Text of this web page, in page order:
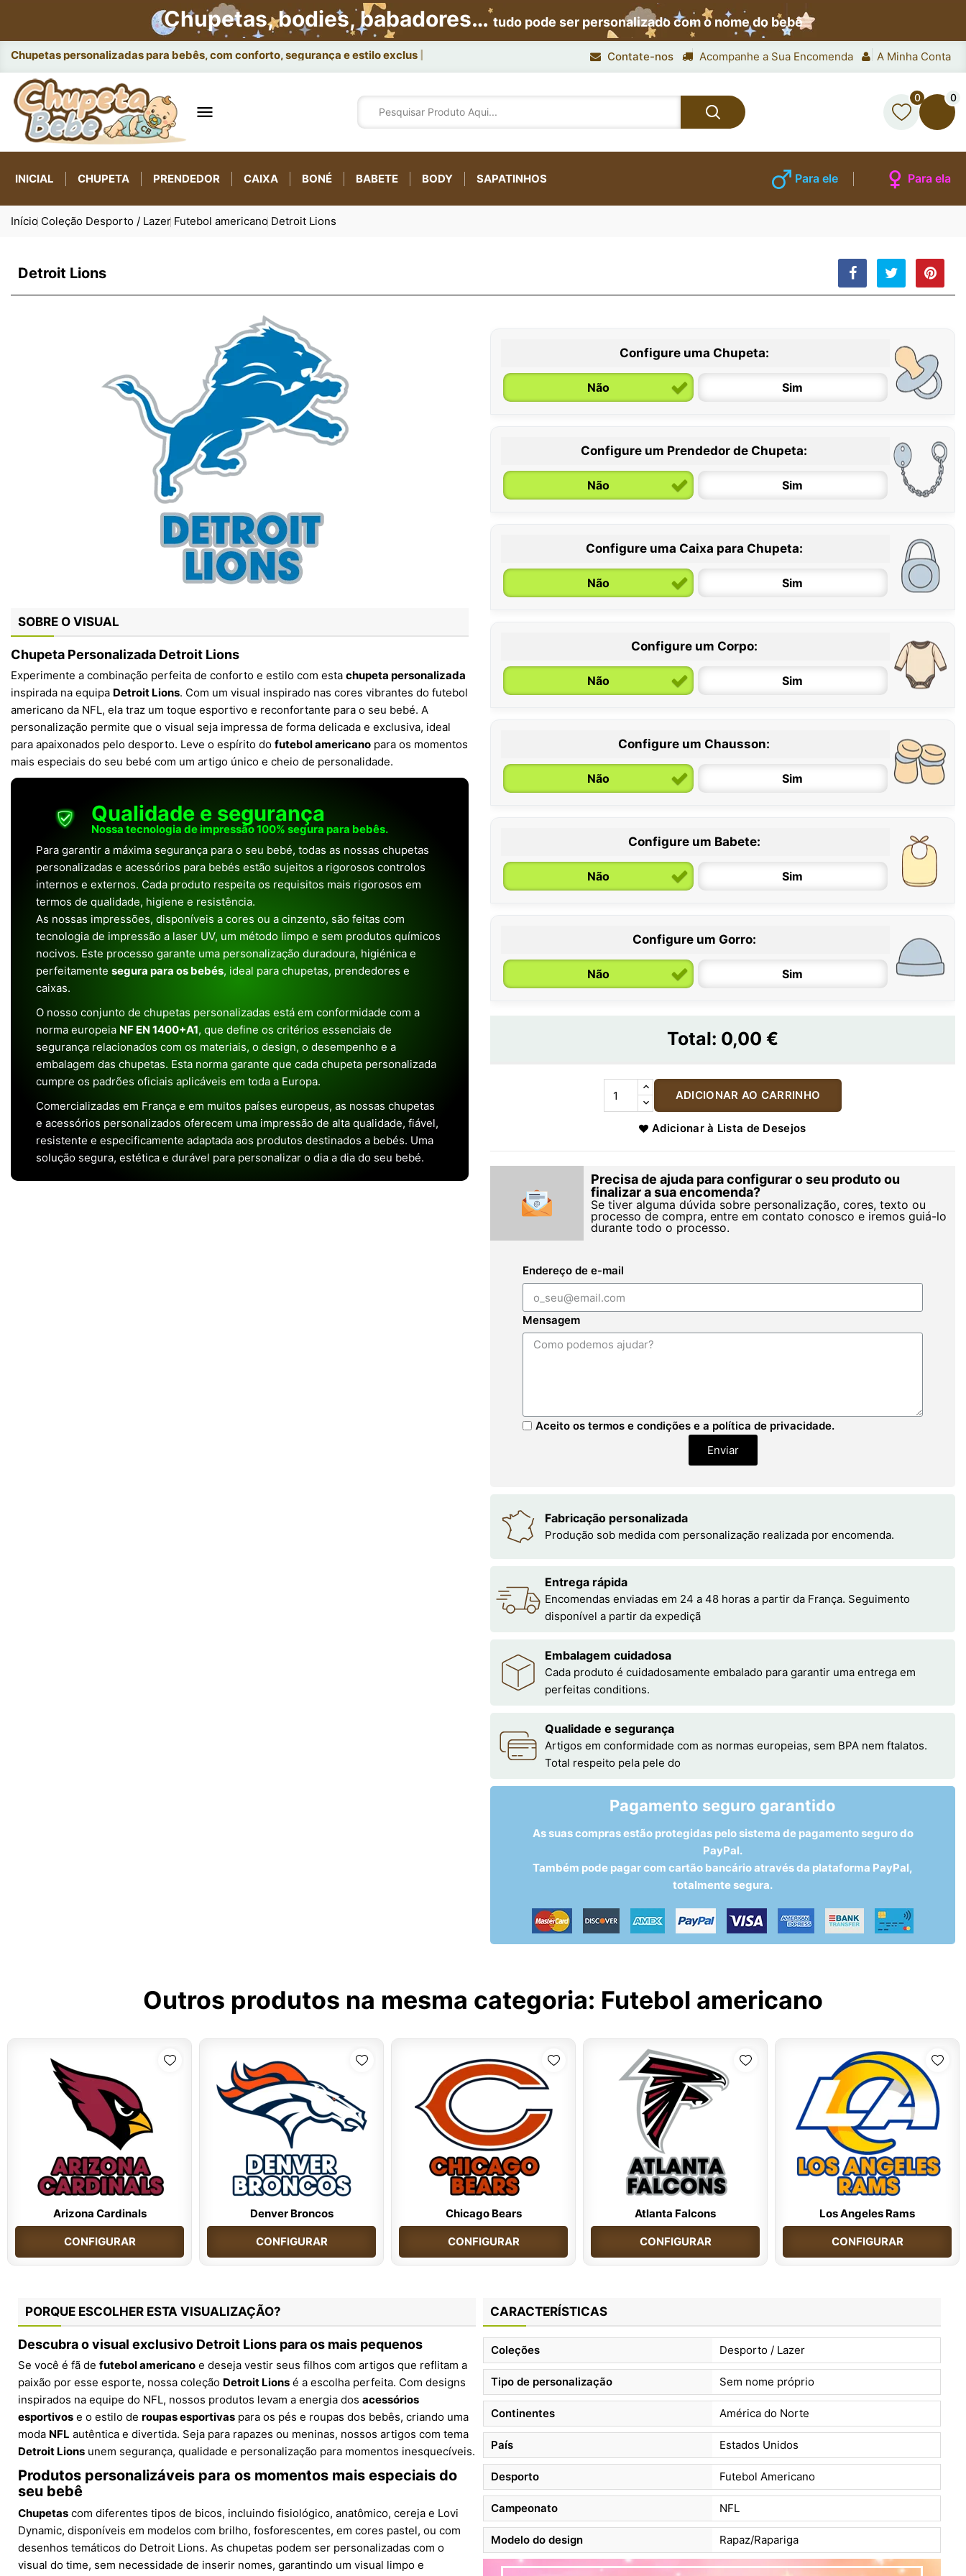
Chupetas, bodies, babadores…tudo pode ser personalizado com o nome do bebê
Chupetas personalizadas para bebês, com conforto, segurança e estilo exclusivo. Contate-nos Acompanhe a Sua Encomenda A Minha Conta

0 0
INICIAL CHUPETA PRENDEDOR CAIXA BONÉ BABETE BODY SAPATINHOS Para ele Para ela
Início Coleção Desporto / Lazer Futebol americano Detroit Lions
Detroit Lions
SOBRE O VISUAL
Chupeta Personalizada Detroit Lions
Experimente a combinação perfeita de conforto e estilo com esta chupeta personalizada
inspirada na equipa Detroit Lions. Com um visual inspirado nas cores vibrantes do futebol
americano da NFL, ela traz um toque esportivo e reconfortante para o seu bebé. A
personalização permite que o visual seja impressa de forma delicada e exclusiva, ideal
para apaixonados pelo desporto. Leve o espírito do futebol americano para os momentos
mais especiais do seu bebé com um artigo único e cheio de personalidade.
Qualidade e segurança
Nossa tecnologia de impressão 100% segura para bebês.
Para garantir a máxima segurança para o seu bebé, todas as nossas chupetas
personalizadas e acessórios para bebés estão sujeitos a rigorosos controlos
internos e externos. Cada produto respeita os requisitos mais rigorosos em
termos de qualidade, higiene e resistência.
As nossas impressões, disponíveis a cores ou a cinzento, são feitas com
tecnologia de impressão a laser UV, um método limpo e sem produtos químicos
nocivos. Este processo garante uma personalização duradoura, higiénica e
perfeitamente segura para os bebés, ideal para chupetas, prendedores e
caixas.
O nosso conjunto de chupetas personalizadas está em conformidade com a
norma europeia NF EN 1400+A1, que define os critérios essenciais de
segurança relacionados com os materiais, o design, o desempenho e a
embalagem das chupetas. Esta norma garante que cada chupeta personalizada
cumpre os padrões oficiais aplicáveis em toda a Europa.
Comercializadas em França e em muitos países europeus, as nossas chupetas
e acessórios personalizados oferecem uma impressão de alta qualidade, fiável,
resistente e especificamente adaptada aos produtos destinados a bebés. Uma
solução segura, estética e durável para personalizar o dia a dia do seu bebé.
Configure uma Chupeta:
Não Sim
0 / 6 meses
Configure um Prendedor de Chupeta:
Não Sim
Configure uma Caixa para Chupeta:
Não Sim
Configure um Corpo:
Não Sim
6 / 12 meses 12 / 18 meses
Configure um Chausson:
Não Sim
Configure um Babete:
Não Sim
Configure um Gorro:
Não Sim
Total: 0,00 €
ADICIONAR AO CARRINHO
Adicionar à Lista de Desejos
Precisa de ajuda para configurar o seu produto ou
finalizar a sua encomenda?
Se tiver alguma dúvida sobre personalização, cores, texto ou
processo de compra, entre em contato conosco e iremos guiá-lo
durante todo o processo.
Endereço de e-mail
Mensagem
Aceito os termos e condições e a política de privacidade.
Enviar
Fabricação personalizada
Produção sob medida com personalização realizada por encomenda.
Entrega rápida
Encomendas enviadas em 24 a 48 horas a partir da França. Seguimento
disponível a partir da expediçã
Embalagem cuidadosa
Cada produto é cuidadosamente embalado para garantir uma entrega em
perfeitas conditions.
Qualidade e segurança
Artigos em conformidade com as normas europeias, sem BPA nem ftalatos.
Total respeito pela pele do
Pagamento seguro garantido
As suas compras estão protegidas pelo sistema de pagamento seguro do
PayPal.
Também pode pagar com cartão bancário através da plataforma PayPal,
totalmente segura.
Outros produtos na mesma categoria: Futebol americano
Arizona Cardinals
CONFIGURAR
Denver Broncos
CONFIGURAR
Chicago Bears
CONFIGURAR
Atlanta Falcons
CONFIGURAR
Los Angeles Rams
CONFIGURAR
PORQUE ESCOLHER ESTA VISUALIZAÇÃO?
Descubra o visual exclusivo Detroit Lions para os mais pequenos
Se você é fã de futebol americano e deseja vestir seus filhos com artigos que reflitam a
paixão por esse esporte, nossa coleção Detroit Lions é a escolha perfeita. Com designs
inspirados na equipe do NFL, nossos produtos levam a energia dos acessórios
esportivos e o estilo de roupas esportivas para os pés e roupas dos bebês, criando uma
moda NFL autêntica e divertida. Seja para rapazes ou meninas, nossos artigos com tema
Detroit Lions unem segurança, qualidade e personalização para momentos inesquecíveis.
Produtos personalizáveis para os momentos mais especiais do
seu bebê
Chupetas com diferentes tipos de bicos, incluindo fisiológico, anatômico, cereja e Lovi
Dynamic, disponíveis em modelos com brilho, fosforescentes, em cores pastel, ou com
desenhos temáticos do Detroit Lions. As chupetas podem ser personalizadas com o
visual do time, sem necessidade de inserir nomes, garantindo um visual limpo e
CARACTERÍSTICAS
Coleções Desporto / Lazer
Tipo de personalização Sem nome próprio
Continentes América do Norte
País Estados Unidos
Desporto Futebol Americano
Campeonato NFL
Modelo do design Rapaz/Rapariga